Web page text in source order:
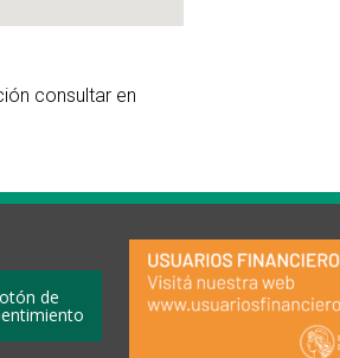
consultar en
de